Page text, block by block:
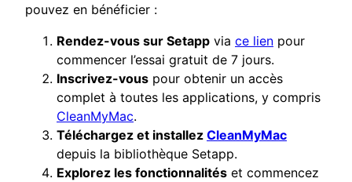
pouvez en bénéficier :
Rendez-vous sur Setapp via ce lien pour
commencer l’essai gratuit de 7 jours.
Inscrivez-vous pour obtenir un accès
complet à toutes les applications, y compris
CleanMyMac.
Téléchargez et installez CleanMyMac
depuis la bibliothèque Setapp.
Explorez les fonctionnalités et commencez